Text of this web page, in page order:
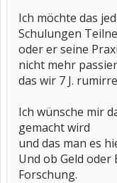
Ich möchte das
Schulungen
oder er seine
nicht mehr
das wir 7 J.
Ich wünsche mir
gemacht wird
und das man es
Und ob Geld
Forschung.